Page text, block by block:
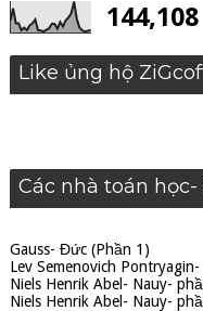
144,108
Like ủng hộ
Các nhà toán
Gauss- Đức (Phần 1)
Lev Semenovich Pontryagin-
Niels Henrik Abel- Nauy-
Niels Henrik Abel- Nauy-